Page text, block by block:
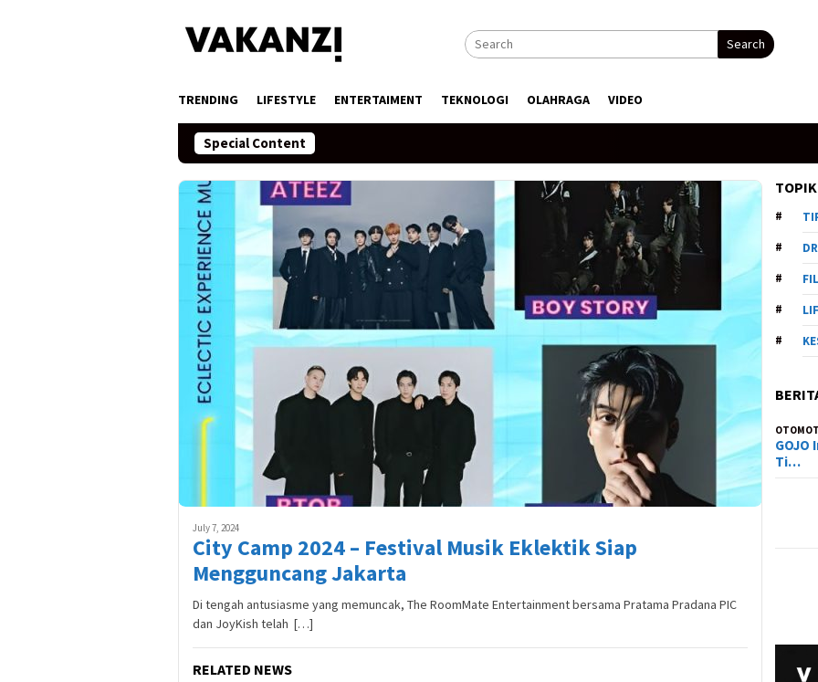
Search
TRENDING LIFESTYLE ENTERTAIMENT TEKNOLOGI OLAHRAGA VIDEO
Special Content
July 7, 2024
City Camp 2024 – Festival Musik Eklektik Siap
Mengguncang Jakarta
Di tengah antusiasme yang memuncak, The RoomMate Entertainment bersama Pratama Pradana PIC
dan JoyKish telah […]
RELATED NEWS
GOJO
Ti…